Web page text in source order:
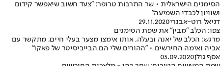
הסימנים הישראלית • שר התרבות טרופר: "צעד חשוב שיאפשר קידום
ושוויון לכבדי השמיעה"
דניאל רוט-אבנרי29.11.2020
צפו: הכלב "מבין" את שפת הסימנים
מרגש: הכלב של יאנה ובעלה, אותו אימצו מצער בעלי חיים, מתקשר עם
אביה ואימה החירשים • "ההורים שלי הם הבייביסיטר של פאקו"
אסף גולן03.09.2020